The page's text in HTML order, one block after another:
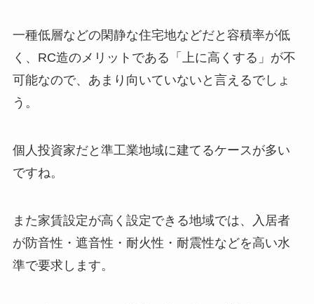
一種低層などの閑静な住宅地などだと容積率が低
く、RC造のメリットである「上に高くする」が不
可能なので、あまり向いていないと言えるでしょ
う。
個人投資家だと準工業地域に建てるケースが多い
ですね。
また家賃設定が高く設定できる地域では、入居者
が防音性・遮音性・耐火性・耐震性などを高い水
準で要求します。